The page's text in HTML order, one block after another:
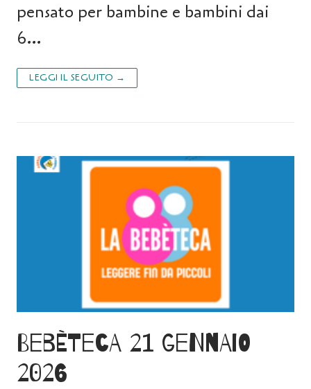
pensato per bambine e bambini dai
6…
LEGGI IL SEGUITO →
Bebèteca 21 gennaio
2026